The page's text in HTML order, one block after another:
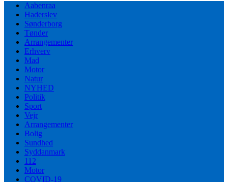
Aabenraa
Haderslev
Sønderborg
Tønder
Arrangementer
Erhverv
Mad
Motor
Natur
NYHED
Politik
Sport
Vejr
Arrangementer
Bolig
Sundhed
Syddanmark
112
Motor
COVID-19